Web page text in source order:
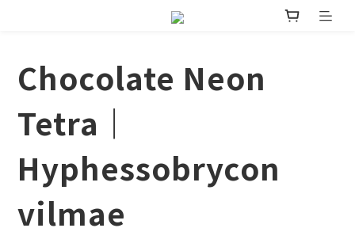
Chocolate Neon
Tetra｜
Hyphessobrycon
vilmae